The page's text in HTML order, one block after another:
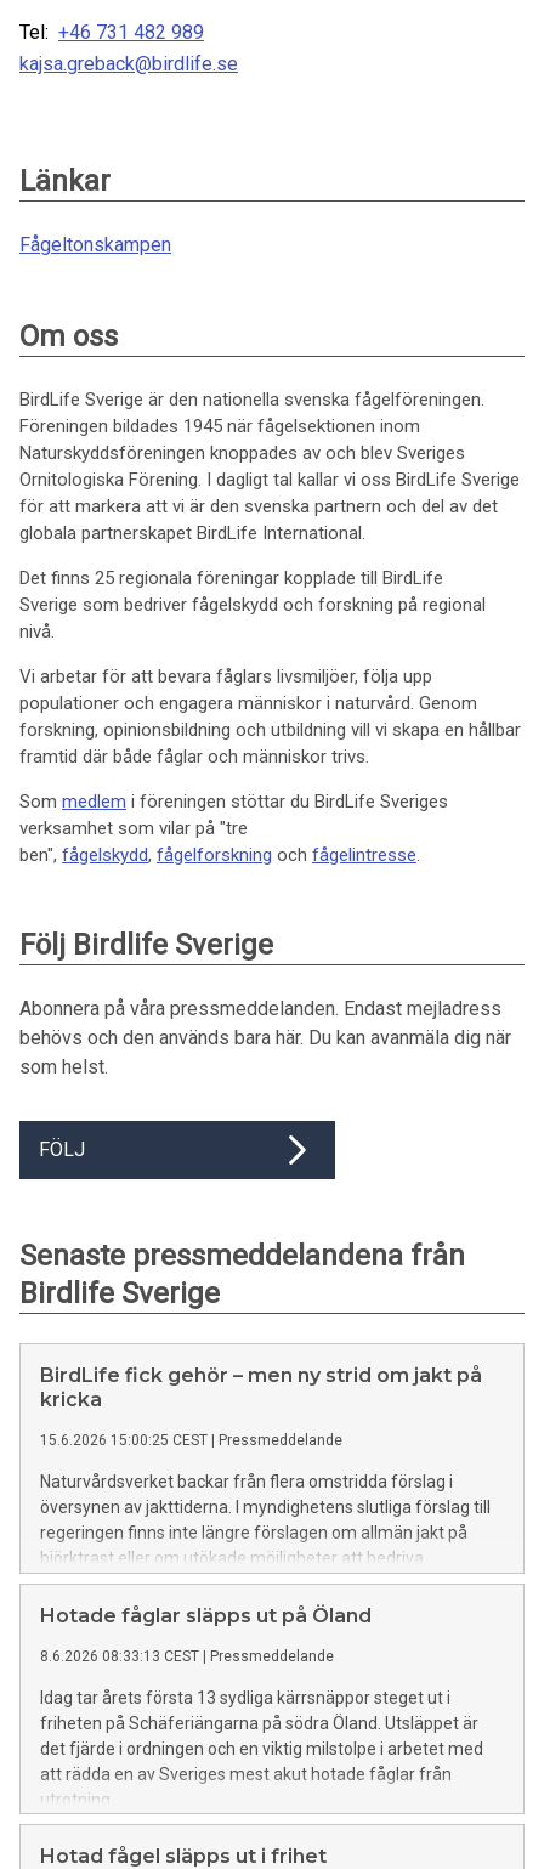
Tel: +46 731 482 989
kajsa.greback@birdlife.se
Länkar
Fågeltonskampen
Om oss
BirdLife Sverige är den nationella svenska fågelföreningen.
Föreningen bildades 1945 när fågelsektionen inom
Naturskyddsföreningen knoppades av och blev Sveriges
Ornitologiska Förening. I dagligt tal kallar vi oss BirdLife Sverige
för att markera att vi är den svenska partnern och del av det
globala partnerskapet BirdLife International.
Det finns 25 regionala föreningar kopplade till BirdLife
Sverige som bedriver fågelskydd och forskning på regional
nivå.
Vi arbetar för att bevara fåglars livsmiljöer, följa upp
populationer och engagera människor i naturvård. Genom
forskning, opinionsbildning och utbildning vill vi skapa en hållbar
framtid där både fåglar och människor trivs.
Som medlem i föreningen stöttar du BirdLife Sveriges
verksamhet som vilar på "tre
ben", fågelskydd, fågelforskning och fågelintresse.
Följ Birdlife Sverige
Abonnera på våra pressmeddelanden. Endast mejladress
behövs och den används bara här. Du kan avanmäla dig när
som helst.
FÖLJ
Senaste pressmeddelandena från
Birdlife Sverige
BirdLife fick gehör – men ny strid om jakt på
kricka
15.6.2026 15:00:25 CEST Pressmeddelande
Naturvårdsverket backar från flera omstridda förslag i
översynen av jakttiderna. I myndighetens slutliga förslag till
regeringen finns inte längre förslagen om allmän jakt på
björktrast eller om utökade möjligheter att bedriva
skyddsjakt på talgoxe, hus- och ladusvala.
Hotade fåglar släpps ut på Öland
8.6.2026 08:33:13 CEST Pressmeddelande
Idag tar årets första 13 sydliga kärrsnäppor steget ut i
friheten på Schäferiängarna på södra Öland. Utsläppet är
det fjärde i ordningen och en viktig milstolpe i arbetet med
att rädda en av Sveriges mest akut hotade fåglar från
utrotning.
Hotad fågel släpps ut i frihet